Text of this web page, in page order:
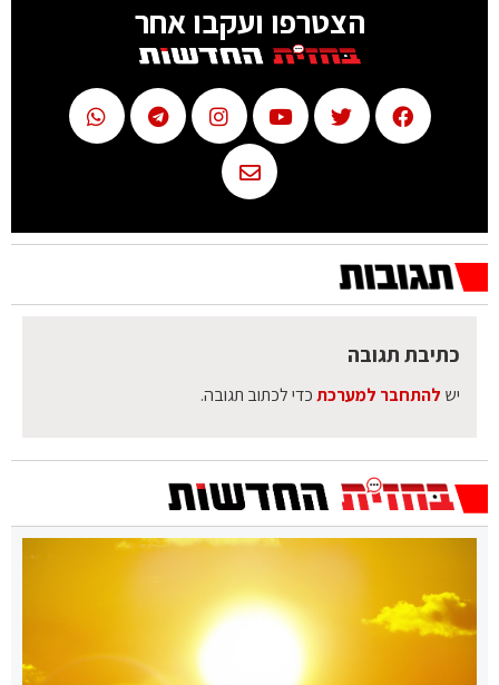
הצטרפו ועקבו אחר
כתיבת תגובה
יש להתחבר למערכתכדי לכתוב תגובה.